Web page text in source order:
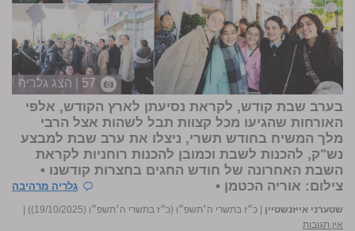
57 | הצג גלריה
בערב שבת קודש, לקראת נסיעתן לארץ הקודש, אלפי
האורחות שהגיעו מכל קצוות תבל לשהות אצל הרבי
מלך המשיח בחודש תשרי, ניצלו את ערב שבת למבצע
נש"ק, להכנות לשבת וכמובן להכנות רוחניות לקראת
השבת האחרונה של חודש החגים בחצרות קודשנו •
צילום: אוריה הכטמן • גלריה מרהיבה
שטערני אייזנשטיין | כ״ז בתשרי ה׳תשפ״ו (כ״ז בתשרי ה׳תשפ״ו (19/10/2025))
|
אין תגובות